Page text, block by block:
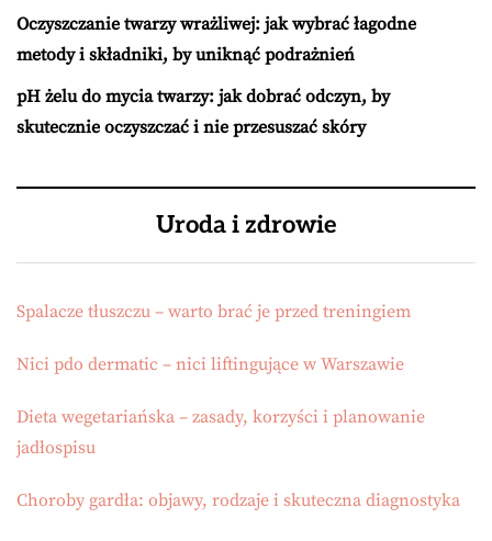
Oczyszczanie twarzy wrażliwej: jak wybrać łagodne
metody i składniki, by uniknąć podrażnień
pH żelu do mycia twarzy: jak dobrać odczyn, by
skutecznie oczyszczać i nie przesuszać skóry
Uroda i zdrowie
Spalacze tłuszczu – warto brać je przed treningiem
Nici pdo dermatic – nici liftingujące w Warszawie
Dieta wegetariańska – zasady, korzyści i planowanie
jadłospisu
Choroby gardła: objawy, rodzaje i skuteczna diagnostyka